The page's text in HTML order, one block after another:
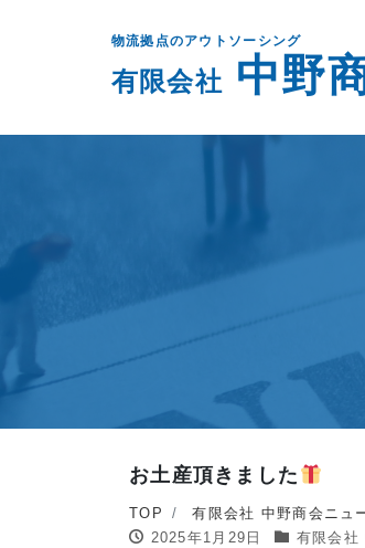
物流拠点のアウトソーシング
有限会社 中野
お土産頂きました
TOP 有限会社 中野商会ニュ
2025年1月29日
有限会社